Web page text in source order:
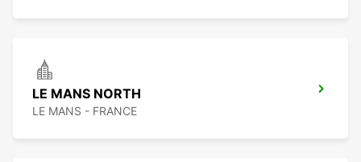
LE MANS NORTH
LE MANS - FRANCE